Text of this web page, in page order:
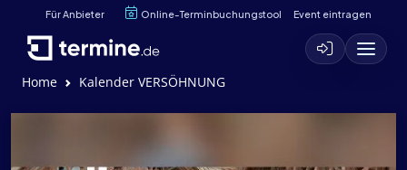
Für Anbieter Online-Terminbuchungstool Event eintragen
Home Kalender VERSÖHNUNG